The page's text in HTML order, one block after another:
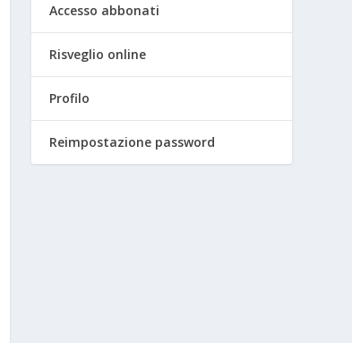
Accesso abbonati
Risveglio online
Profilo
Reimpostazione password